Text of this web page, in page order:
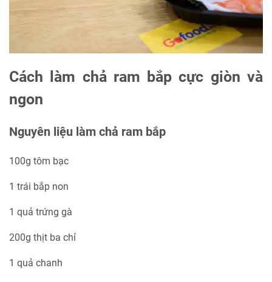
Cách làm chả ram bắp cực giòn và
ngon
Nguyên liệu làm chả ram bắp
100g tôm bạc
1 trái bắp non
1 quả trứng gà
200g thịt ba chỉ
1 quả chanh